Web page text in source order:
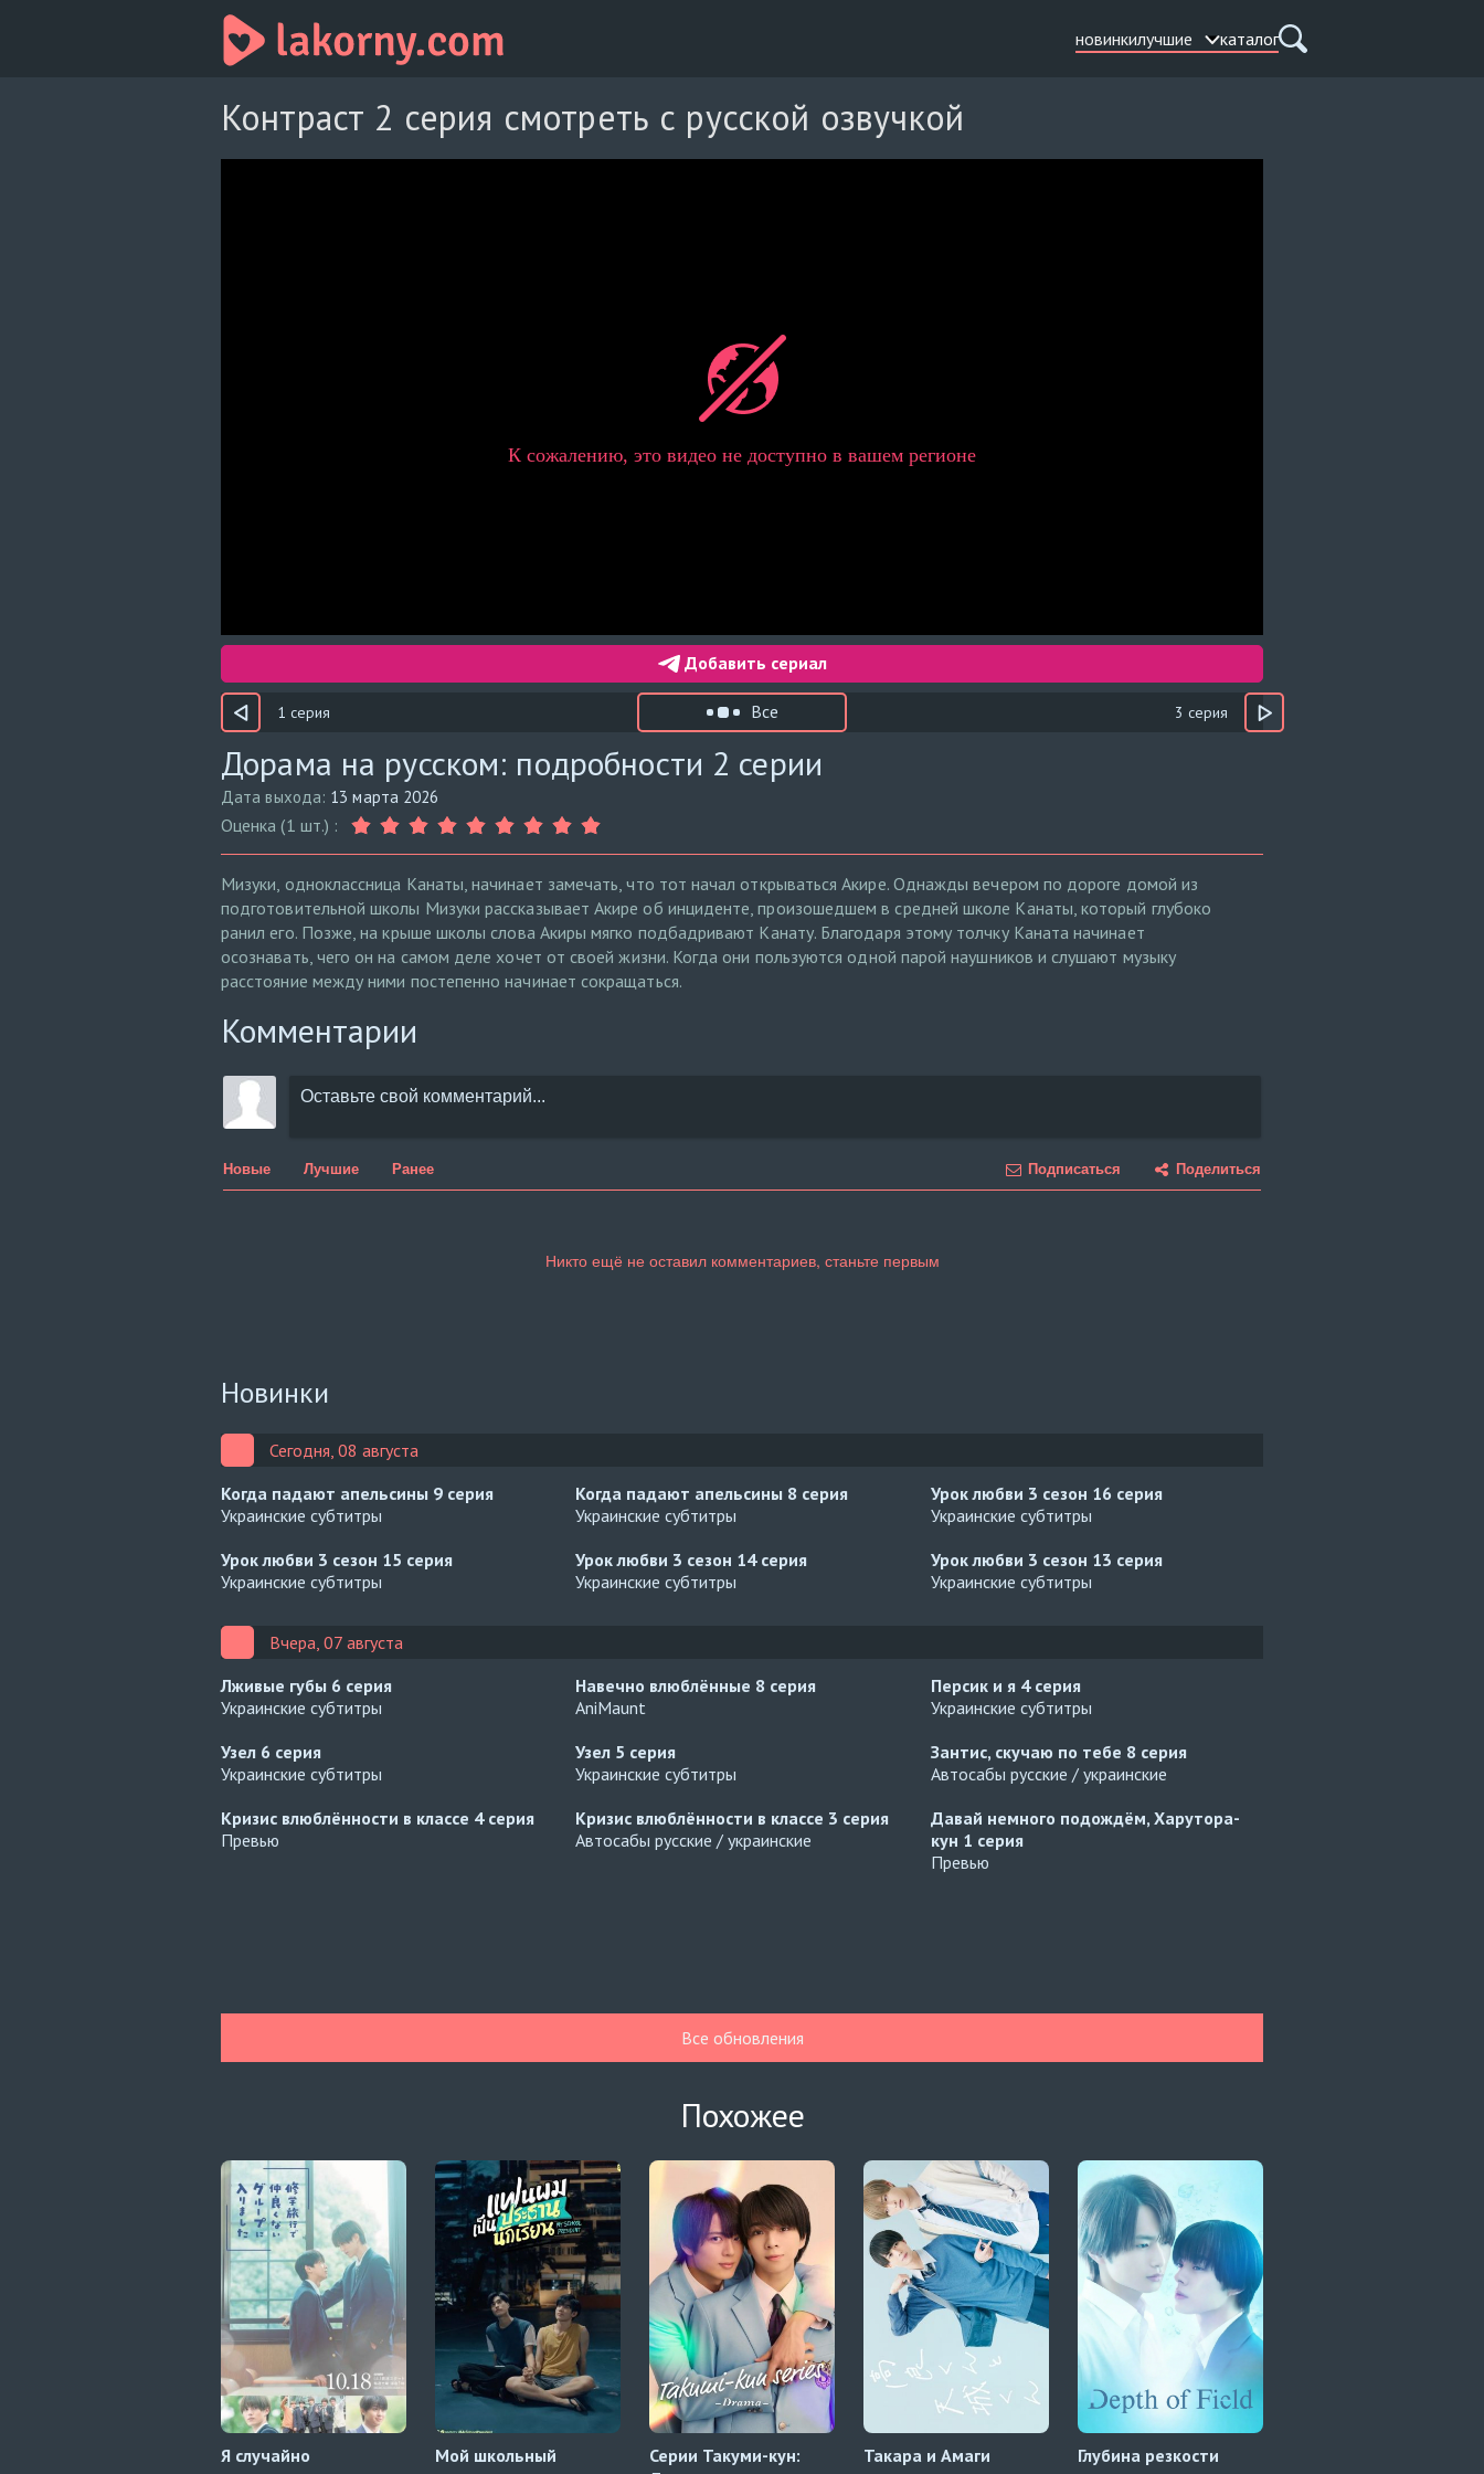
новинкилучшие каталог
Контраст 2 серия смотреть с русской озвучкой
Добавить сериал
1 серия Все 3 серия
Дорама на русском: подробности 2 серии
Дата выхода: 13 марта 2026
Оценка (1 шт.) :
Мизуки, одноклассница Канаты, начинает замечать, что тот начал открываться Акире. Однажды вечером по дороге домой из
подготовительной школы Мизуки рассказывает Акире об инциденте, произошедшем в средней школе Канаты, который глубоко
ранил его. Позже, на крыше школы слова Акиры мягко подбадривают Канату. Благодаря этому толчку Каната начинает
осознавать, чего он на самом деле хочет от своей жизни. Когда они пользуются одной парой наушников и слушают музыку
расстояние между ними постепенно начинает сокращаться.
Комментарии
Новые Лучшие Ранее Подписаться Поделиться
Новинки
Сегодня, 08 августа
Когда падают апельсины 9 серия
Украинские субтитры
Когда падают апельсины 8 серия
Украинские субтитры
Урок любви 3 сезон 16 серия
Украинские субтитры
Урок любви 3 сезон 15 серия
Украинские субтитры
Урок любви 3 сезон 14 серия
Украинские субтитры
Урок любви 3 сезон 13 серия
Украинские субтитры
Вчера, 07 августа
Лживые губы 6 серия
Украинские субтитры
Навечно влюблённые 8 серия
AniMaunt
Персик и я 4 серия
Украинские субтитры
Узел 6 серия
Украинские субтитры
Узел 5 серия
Украинские субтитры
Зантис, скучаю по тебе 8 серия
Автосабы русские / украинские
Кризис влюблённости в классе 4 серия
Превью
Кризис влюблённости в классе 3 серия
Автосабы русские / украинские
Давай немного подождём, Харутора-
кун 1 серия
Превью
Все обновления
Похожее
Я случайно
Мой школьный
Серии Такуми-кун:
Такара и Амаги Глубина резкости